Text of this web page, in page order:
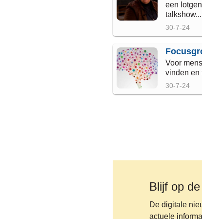
een
talkshow...
30-7-24
Voor
vinden en
30-7-24
Blijf op
De digitale
actuele